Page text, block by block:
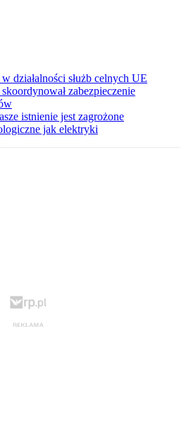
działalności służb celnych UE
zabezpieczenie
istnienie jest zagrożone
jak elektryki